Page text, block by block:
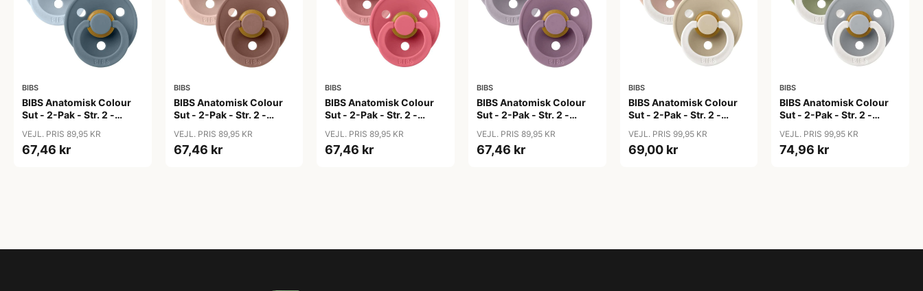
BIBS
BIBS Anatomisk Colour
Sut - 2-Pak - Str. 2 -
Blue/Petrol
VEJL. PRIS 89,95 KR
67,46 kr
BIBS
BIBS Anatomisk Colour
Sut - 2-Pak - Str. 2 -
Blush/Woodchuck
VEJL. PRIS 89,95 KR
67,46 kr
BIBS
BIBS Anatomisk Colour
Sut - 2-Pak - Str. 2 -
Pink/Coral
VEJL. PRIS 89,95 KR
67,46 kr
BIBS
BIBS Anatomisk Colour
Sut - 2-Pak - Str. 2 -
Grey/Mauve
VEJL. PRIS 89,95 KR
67,46 kr
BIBS
BIBS Anatomisk Colour
Sut - 2-Pak - Str. 2 -
Blush/Vanilla
VEJL. PRIS 99,95 KR
69,00 kr
BIBS
BIBS Anatomisk Colour
Sut - 2-Pak - Str. 2 -
Sage/Cloud
VEJL. PRIS 99,95 KR
74,96 kr